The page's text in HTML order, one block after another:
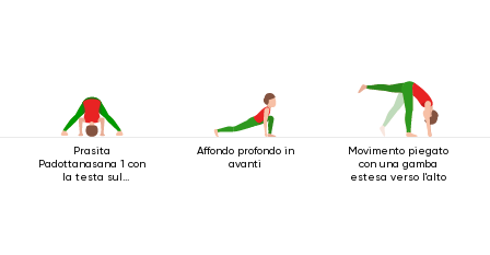
Prasita
Padottanasana 1 con
la testa sul
Affondo profondo in
avanti
Movimento piegato
con una gamba
estesa verso l'alto